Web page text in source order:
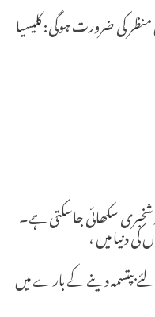
کی ضرورت ہوگی: کلیسیا
سکھائی جاسکتی ہے۔
دنیا میں ،
بپتسمہ دینے کے بارے میں